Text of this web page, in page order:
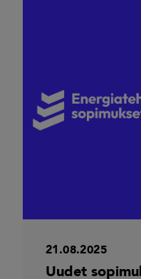
21.08.2025
Uudet